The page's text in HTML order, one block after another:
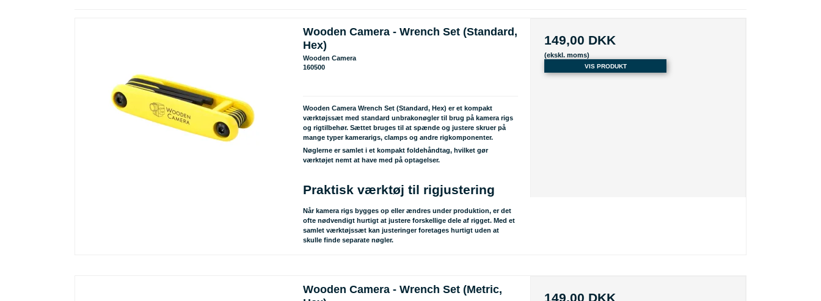
Wooden Camera - Wrench Set (Standard,
Hex)
Wooden Camera
160500
Wooden Camera Wrench Set (Standard, Hex) er et kompakt
værktøjssæt med standard unbrakonøgler til brug på kamera rigs
og rigtilbehør. Sættet bruges til at spænde og justere skruer på
mange typer kamerarigs, clamps og andre rigkomponenter.
Nøglerne er samlet i et kompakt foldehåndtag, hvilket gør
værktøjet nemt at have med på optagelser.
Praktisk værktøj til rigjustering
Når kamera rigs bygges op eller ændres under produktion, er det
ofte nødvendigt hurtigt at justere forskellige dele af rigget. Med et
samlet værktøjssæt kan justeringer foretages hurtigt uden at
skulle finde separate nøgler.
149,00 DKK
(ekskl. moms)
VIS PRODUKT
Wooden Camera - Wrench Set (Metric,
149,00 DKK